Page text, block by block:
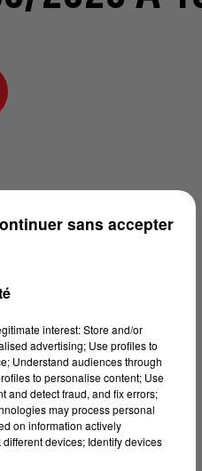
interest: Store and/or
advertising; Use profiles to
Understand audiences through
to personalise content; Use
and detect fraud, and fix errors;
may process personal
on information actively
devices; Identify devices
sans accepter